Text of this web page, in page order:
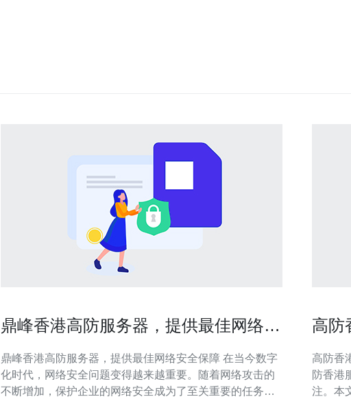
鼎峰香港高防服务器，提供最佳网络安
鼎峰香港高防服务器，提供最佳网络安全保障 在当今数字
化时代，网络安全问题变得越来越重要。随着网络攻击的
不断增加，保护企业的网络安全成为了至关重要的任务。
高防
高防香
防香港
注。本